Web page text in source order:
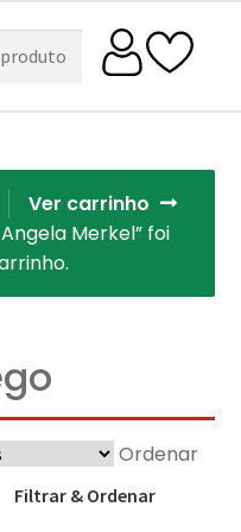
Ver carrinho
Merkel” foi
Ordenar
Filtrar & Ordenar